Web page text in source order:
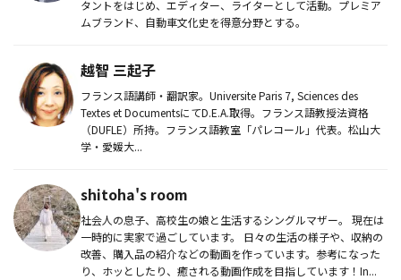
タントをはじめ、エディター、ライターとして活動。プレミア
ムブランド、自動車文化史を得意分野とする。
越智 三起子
フランス語講師・翻訳家。Universite Paris 7, Sciences des
Textes et DocumentsにてD.E.A.取得。フランス語教授法資格
（DUFLE）所持。フランス語教室「パレコール」代表。松山大
学・愛媛大...
shitoha's room
社会人の息子、高校生の娘と生活するシングルマザー。 現在は
一時的に実家で過ごしています。 日々の生活の様子や、収納の
改善、購入品の紹介などの動画を作っています。参考になった
り、ホッとしたり、癒される動画作成を目指しています！In...